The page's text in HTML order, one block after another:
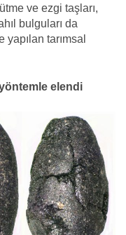
ve ezgi taşları,
bulguları da
tarımsal
elendi